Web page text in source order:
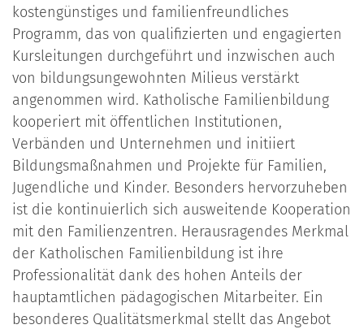
kostengünstiges und familienfreundliches
Programm, das von qualifizierten und engagierten
Kursleitungen durchgeführt und inzwischen auch
von bildungsungewohnten Milieus verstärkt
angenommen wird. Katholische Familienbildung
kooperiert mit öffentlichen Institutionen,
Verbänden und Unternehmen und initiiert
Bildungsmaßnahmen und Projekte für Familien,
Jugendliche und Kinder. Besonders hervorzuheben
ist die kontinuierlich sich ausweitende Kooperation
mit den Familienzentren. Herausragendes Merkmal
der Katholischen Familienbildung ist ihre
Professionalität dank des hohen Anteils der
hauptamtlichen pädagogischen Mitarbeiter. Ein
besonderes Qualitätsmerkmal stellt das Angebot